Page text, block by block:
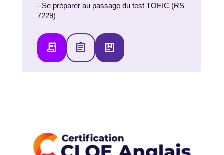
- Se préparer au passage du test TOEIC (RS
7229)
receipt_long assignment package